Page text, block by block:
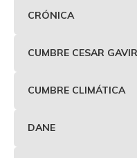
CRÓNICA
CUMBRE CESAR
CUMBRE CLIMÁTICA
DANE